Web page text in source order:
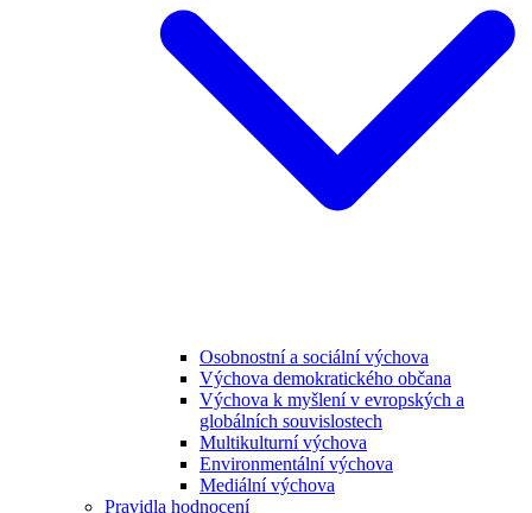
Osobnostní a sociální výchova
Výchova demokratického občana
Výchova k myšlení v evropských a
globálních souvislostech
Multikulturní výchova
Environmentální výchova
Mediální výchova
Pravidla hodnocení